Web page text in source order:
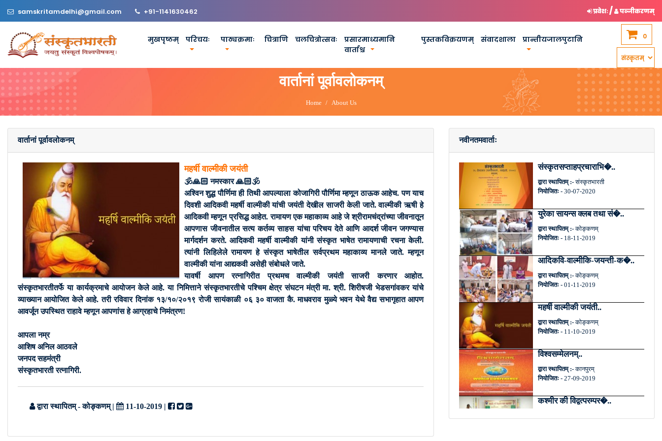
samskritamdelhi@gmail.com +91-1141630462 प्रवेशः/ पञ्जीकरणम्
मुखपृष्ठम् परिचयः पाठ्यक्रमाः चित्राणि चलचित्रोत्सवः
प्रसारमाध्यमानि
वार्ताश्च
पुस्तकविक्रयणम् संवादशाला प्रान्तीयजालपुटानि 0
वार्तानां पूर्वावलोकनम्
Home About Us
वार्तानां पूर्वावलोकनम्
महर्षी वाल्मीकी जयंती
🕉🙏🏻 नमस्कार 🙏🏻🕉
अश्विन शुद्ध पौर्णिमा ही तिथी आपल्याला कोजागिरी पौर्णिमा म्हणून ठाऊक आहेच. पण याच
दिवशी आदिकवी महर्षी वाल्मीकी यांची जयंती देखील साजरी केली जाते. वाल्मीकी ऋषी हे
आदिकवी म्हणून प्रसिद्ध आहेत. रामायण एक महाकाव्य आहे जे श्रीरामचंद्रांच्या जीवनातून
आपणास जीवनातील सत्य कर्तव्य साहस यांचा परिचय देते आणि आदर्श जीवन जगण्यास
मार्गदर्शन करते. आदिकवी महर्षी वाल्मीकी यांनी संस्कृत भाषेत रामायणाची रचना केली.
त्यांनी लिहिलेले रामायण हे संस्कृत भाषेतील सर्वप्रथम महाकाव्य मानले जाते. म्हणून
वाल्मीकी यांना आद्यकवी असेही संबोधले जाते.
यावर्षी आपण रत्नागिरीत प्रथमच वाल्मीकी जयंती साजरी करणार आहोत.
संस्कृतभारतीतर्फे या कार्यक्रमाचे आयोजन केले आहे. या निमित्ताने संस्कृतभारतीचे पश्चिम क्षेत्र संघटन मंत्री मा. श्री. शिरीषजी भेडसगांवकर यांचे
व्याख्यान आयोजित केले आहे. तरी रविवार दिनांक १३/१०/२०१९ रोजी सायंकाळी ०६ ३० वाजता कै. माधवराव मुळ्ये भवन येथे वैद्य सभागृहात आपण
आवर्जून उपस्थित राहावे म्हणून आपणांस हे आग्रहाचे निमंत्रण!
आपला नम्र
आशिष अनिल आठवले
जनपद सहमंत्री
संस्कृतभारती रत्नागिरी.
द्वारा स्थापितम् - कोङ्कणम्| 11-10-2019 |
नवीनतमवार्ताः
संस्कृतसप्ताहप्रचाराभि�..
द्वारा स्थापितम् :-संस्कृतभारती
नियोजितः -30-07-2020
युरेका सायन्स क्लब तथा सं�..
द्वारा स्थापितम् :-कोङ्कणम्
नियोजितः - 18-11-2019
आदिकवि-वाल्मीकि-जयन्ती-क�..
द्वारा स्थापितम् :-कोङ्कणम्
नियोजितः -01-11-2019
महर्षी वाल्मीकी जयंती..
द्वारा स्थापितम् :-कोङ्कणम्
नियोजितः - 11-10-2019
विश्वसम्मेलनम्..
द्वारा स्थापितम् :-कानपुरम्
नियोजितः -27-09-2019
कश्मीर की विद्वत्परम्पर�..